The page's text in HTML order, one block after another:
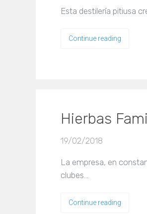
Esta destilería pitiusa
Continue reading
Hierbas
19/02/2018
La empresa, en
clubes…
Continue reading